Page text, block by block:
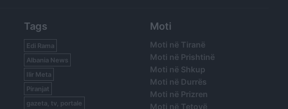
Tags
Edi Rama
Albania News
Ilir Meta
Piranjat
gazeta, tv, portale
Moti
Moti në Tiranë
Moti në Prishtinë
Moti në Shkup
Moti në Durrës
Moti në Prizren
Moti në Tetovë